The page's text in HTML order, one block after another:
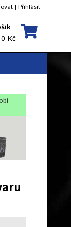
| Přihlásit
Kč